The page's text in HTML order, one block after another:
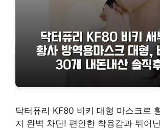
닥터퓨리 KF80 비키 대형 마스크로
지 완벽 차단! 편안한 착용감과 뛰어